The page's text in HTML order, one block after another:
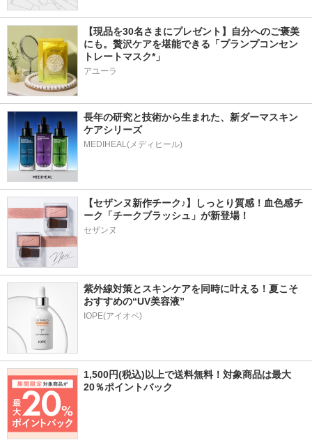
【現品を30名さまにプレゼント】自分へのご褒美
にも。贅沢ケアを堪能できる「プランプコンセン
トレートマスク*」
アユーラ
長年の研究と技術から生まれた、新ダーマスキン
ケアシリーズ
【セザンヌ新作チーク♪】しっとり質感！血色感チ
ーク「チークブラッシュ」が新登場！
セザンヌ
紫外線対策とスキンケアを同時に叶える！夏こそ
おすすめの“UV美容液”
IOPE(アイオペ)
1,500円(税込)以上で送料無料！対象商品は最大
20％ポイントバック